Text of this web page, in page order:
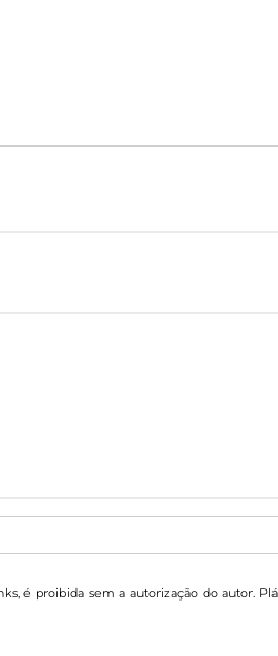
é proibida sem a autorização do autor.